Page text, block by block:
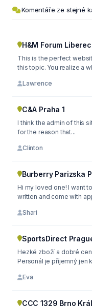
Komentáře ze stejné
H&M Forum Liberec
This is the perfect
this topic. You realize a
Lawrence
C&A Praha 1
I think the admin of this site is
for the reason that...
Clinton
Burberry Parizska
Hi my loved one! I want
written and come with
Shari
SportsDirect
Hezké zboží a dobré
Personál je příjemný jen
Eva
CCC 1329 Brno